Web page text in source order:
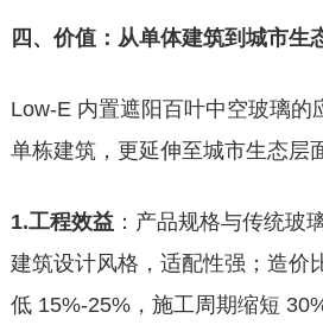
四、价值：从单体建筑到城市生
Low-E 内置遮阳百叶中空玻璃的
单栋建筑，更延伸至城市生态层
1.工程效益：产品规格与传统玻
建筑设计风格，适配性强；造价
低 15%-25%，施工周期缩短